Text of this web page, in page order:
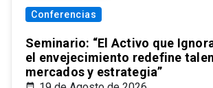
Conferencias
Seminario: “El Activo que
el envejecimiento redefine
mercados y estrategia”